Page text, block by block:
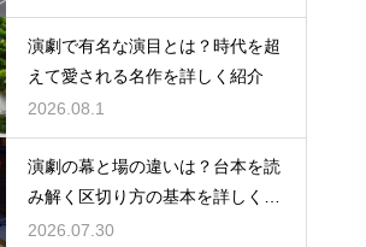
演劇で有名な演目とは？時代を超
えて愛される名作を詳しく紹介
2026.08.1
演劇の幕と場の違いは？台本を読
み解く区切り方の基本を詳しく解
説
2026.07.30